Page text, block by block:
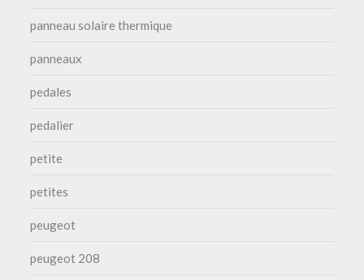
panneau solaire thermique
panneaux
pedales
pedalier
petite
petites
peugeot
peugeot 208